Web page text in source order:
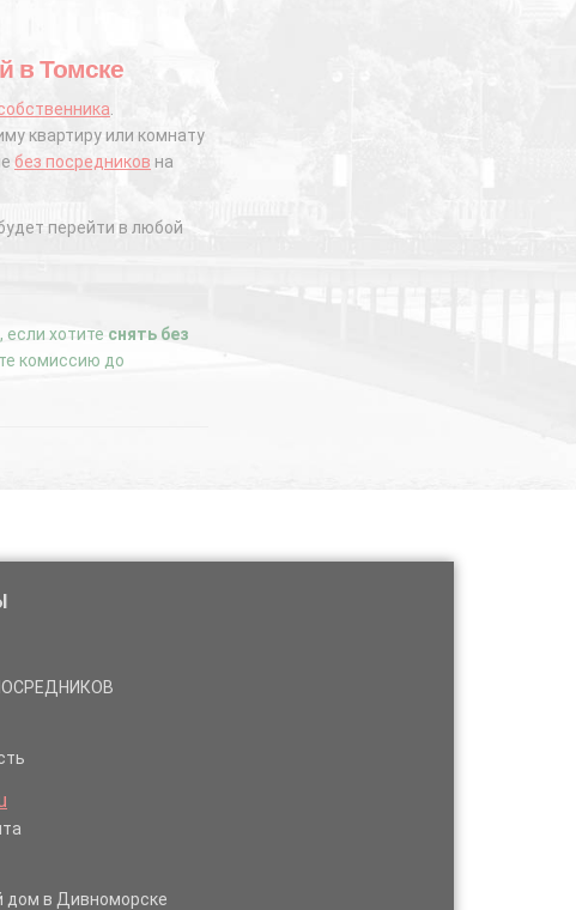
в Томске
квартиру или комнату
без посредников на
перейти в любой
, если хотите снять без
комиссию до
дом в Дивноморске